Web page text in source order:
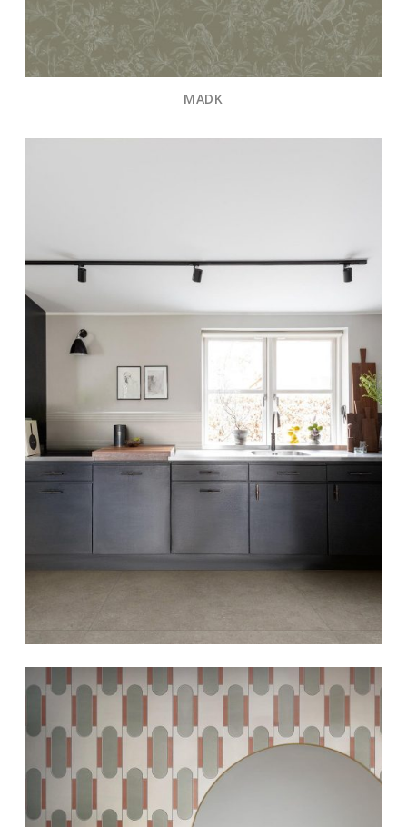
MADK